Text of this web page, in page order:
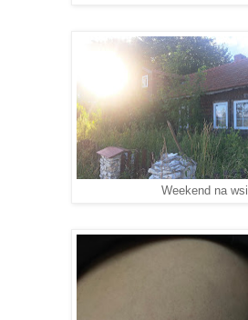
Weekend na wsi